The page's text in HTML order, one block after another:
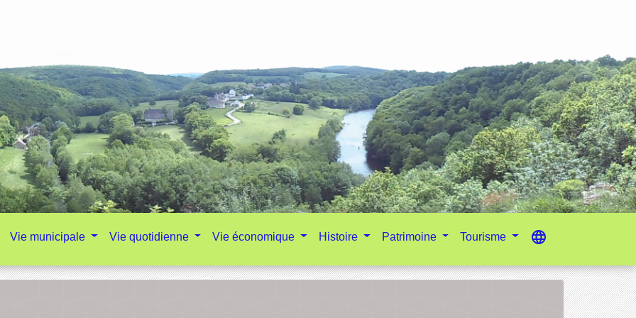
Vie municipale Vie quotidienne Vie économique Histoire Patrimoine Tourisme language